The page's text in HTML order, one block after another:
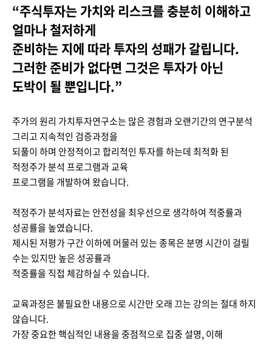
“주식투자는 가치와 리스크를 충분히 이해하고
얼마나 철저하게
준비하는 지에 따라 투자의 성패가 갈립니다.
그러한 준비가 없다면 그것은 투자가 아닌
도박이 될 뿐입니다.”
주가의 원리 가치투자연구소는 많은 경험과 오랜기간의 연구분석
그리고 지속적인 검증과정을
되풀이 하며 안정적이고 합리적인 투자를 하는데 최적화 된
적정주가 분석 프로그램과 교육
프로그램을 개발하여 왔습니다.
적정주가 분석자료는 안전성을 최우선으로 생각하여 적중률과
성공률을 높였습니다.
제시된 저평가 구간 이하에 머물러 있는 종목은 분명 시간이 걸릴
수는 있지만 높은 성공률과
적중률을 직접 체감하실 수 있습니다.
교육과정은 불필요한 내용으로 시간만 오래 끄는 강의는 절대 하지
않습니다.
가장 중요한 핵심적인 내용을 중점적으로 집중 설명, 이해